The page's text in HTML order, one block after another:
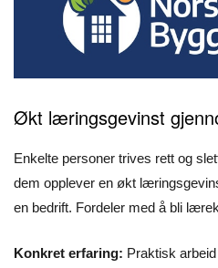
Økt læringsgevinst
Enkelte personer trives rett og
dem opplever en økt
en bedrift. Fordeler med å bli
Konkret erfaring: Praktisk